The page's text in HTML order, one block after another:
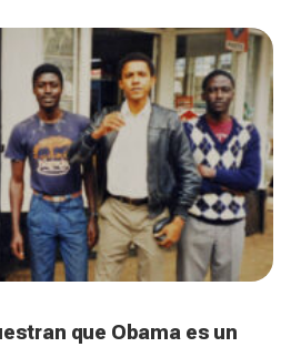
que Obama es un